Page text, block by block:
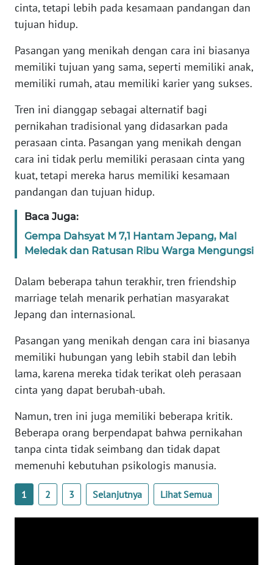
cinta, tetapi lebih pada kesamaan pandangan dan
tujuan hidup.
Pasangan yang menikah dengan cara ini biasanya
memiliki tujuan yang sama, seperti memiliki anak,
memiliki rumah, atau memiliki karier yang sukses.
Tren ini dianggap sebagai alternatif bagi
pernikahan tradisional yang didasarkan pada
perasaan cinta. Pasangan yang menikah dengan
cara ini tidak perlu memiliki perasaan cinta yang
kuat, tetapi mereka harus memiliki kesamaan
pandangan dan tujuan hidup.
Baca Juga:
Gempa Dahsyat M 7,1 Hantam Jepang, Mal
Meledak dan Ratusan Ribu Warga Mengungsi
Dalam beberapa tahun terakhir, tren friendship
marriage telah menarik perhatian masyarakat
Jepang dan internasional.
Pasangan yang menikah dengan cara ini biasanya
memiliki hubungan yang lebih stabil dan lebih
lama, karena mereka tidak terikat oleh perasaan
cinta yang dapat berubah-ubah.
Namun, tren ini juga memiliki beberapa kritik.
Beberapa orang berpendapat bahwa pernikahan
tanpa cinta tidak seimbang dan tidak dapat
memenuhi kebutuhan psikologis manusia.
1 2 3 Selanjutnya Lihat Semua
REDAKSI
KARIR
DISCLAIMER
Wahana
News
Regional
WN
SUMUT
WN
WN
WN
BANTEN
WN
NTT
WN
WN
PAPUA
WN
PAPUA
BARAT